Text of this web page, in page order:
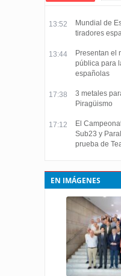
13:52
Mundial de
tiradores
13:44
Presentan el
pública para
españolas
17:38
3 metales
Piragüismo
17:12
El
Sub23 y
prueba de
EN IMÁGENES